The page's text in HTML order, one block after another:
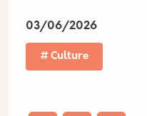
03/06/2026
Culture